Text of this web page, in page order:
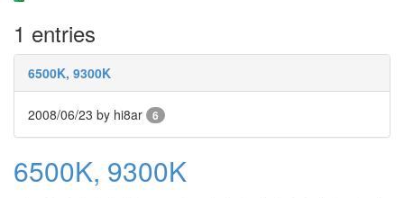
1 entries
6500K, 9300K
2008/06/23 by hi8ar 6
6500K, 9300K
Tag
Cloud
Shadow
로